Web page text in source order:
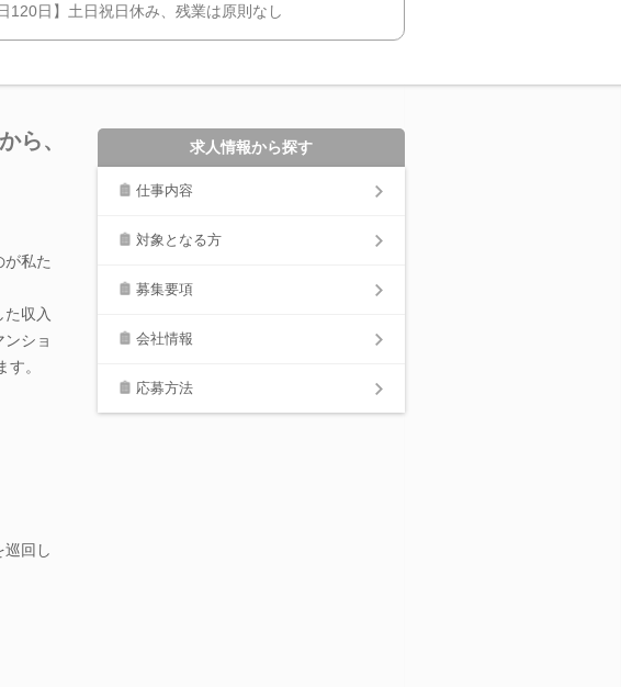
120日】土日祝日休み、残業は原則なし
ら、
が私た
収入
ショ
。
回し
求人情報から探す
仕事内容
対象となる方
募集要項
会社情報
応募方法